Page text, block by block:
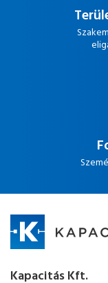
Kapacitás Kft.